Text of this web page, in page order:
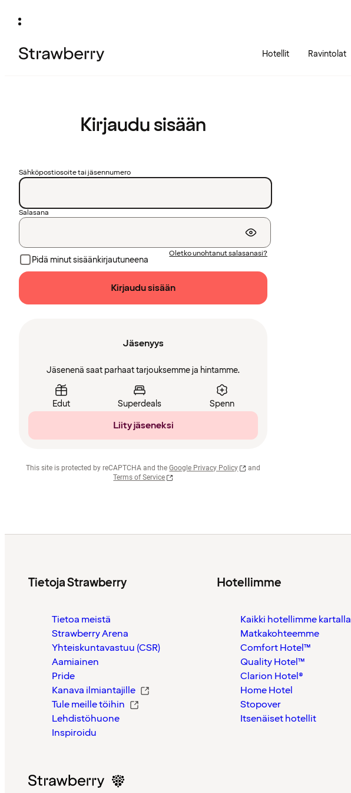
Hotellit Ravintolat
Kirjaudu sisään
Sähköpostiosoite tai jäsennumero
Salasana
Pidä minut sisäänkirjautuneena
Oletko unohtanut salasanasi?
Kirjaudu sisään
Jäsenyys
Jäsenenä saat parhaat tarjouksemme ja hintamme.
Edut Superdeals Spenn
Liity jäseneksi
This site is protected by reCAPTCHA and the Google Privacy Policy
and
Terms of Service
Tietoja Strawberry
Tietoa meistä
Strawberry Arena
Yhteiskuntavastuu (CSR)
Aamiainen
Pride
Kanava ilmiantajille
Tule meille töihin
Lehdistöhuone
Inspiroidu
Hotellimme
Kaikki hotellimme kartalla
Matkakohteemme
Comfort Hotel™
Quality Hotel™
Clarion Hotel®
Home Hotel
Stopover
Itsenäiset hotellit